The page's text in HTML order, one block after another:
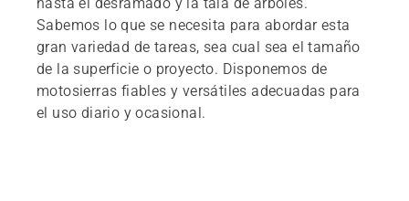
Sabemos lo que se necesita para abordar esta
gran variedad de tareas, sea cual sea el tamaño
de la superficie o proyecto. Disponemos de
motosierras fiables y versátiles adecuadas para
el uso diario y ocasional.